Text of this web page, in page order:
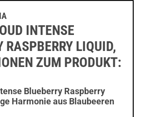
INTENSE
RASPBERRY LIQUID,
ZUM PRODUKT:
Blueberry Raspberry
Harmonie aus Blaubeeren